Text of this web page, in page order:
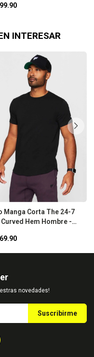
INTERESAR
Manga Corta The 24-7
Curved Hem Hombre -
novedades!
Suscribirme